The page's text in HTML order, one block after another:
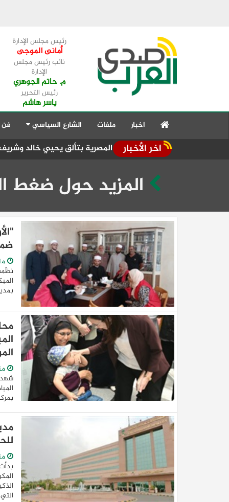
رئيس مجلس الإدارة
أمانى الموجى
نائب رئيس مجلس
الإدارة
م. حاتم الجوهري
رئيس التحرير
ياسر هاشم
اخبار ملفات الشارع السياسي فن
اخر الأخبار
ألعاب القوى المصرية بتألق يحيي خالد وشريف ومحسن
المزيد حول ضغط
ضمن